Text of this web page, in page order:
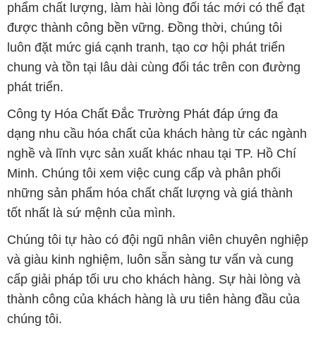
phẩm chất lượng, làm hài lòng đối tác mới có thể đạt
được thành công bền vững. Đồng thời, chúng tôi
luôn đặt mức giá cạnh tranh, tạo cơ hội phát triển
chung và tồn tại lâu dài cùng đối tác trên con đường
phát triển.
Công ty Hóa Chất Đắc Trường Phát đáp ứng đa
dạng nhu cầu hóa chất của khách hàng từ các ngành
nghề và lĩnh vực sản xuất khác nhau tại TP. Hồ Chí
Minh. Chúng tôi xem việc cung cấp và phân phối
những sản phẩm hóa chất chất lượng và giá thành
tốt nhất là sứ mệnh của mình.
Chúng tôi tự hào có đội ngũ nhân viên chuyên nghiệp
và giàu kinh nghiệm, luôn sẵn sàng tư vấn và cung
cấp giải pháp tối ưu cho khách hàng. Sự hài lòng và
thành công của khách hàng là ưu tiên hàng đầu của
chúng tôi.